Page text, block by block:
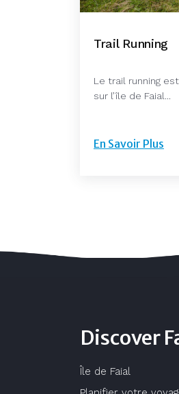
Trail Running
Le trail running
sur l’île de Faial...
En Savoir Plus
Discover
Île de Faial